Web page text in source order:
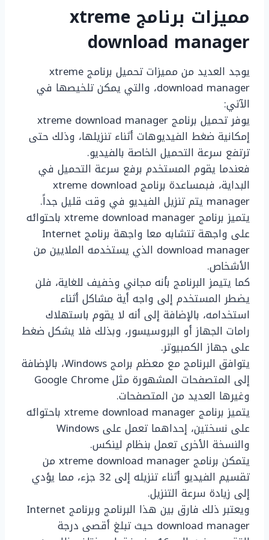
مميزات برنامج xtreme
download manager
يوجد العديد من مميزات تحميل برنامج xtreme
download manager، والتي يمكن تلخيصها في
الآتي:
يوفر تحميل برنامج xtreme download manager
إمكانية ضغط الفيديوهات أثناء تنزيلها، وذلك حتى
ترتفع سرعة التحميل الخاصة بالفيديو.
فعندما يقوم المستخدم برفع سرعة التحميل في
البداية، فبمساعدة برنامج xtreme download
manager يتم تنزيل الفيديو في وقت قليل جداً.
يتميز برنامج xtreme download manager باحتوائه
على واجهة تتشابه معا واجهة برنامج Internet
download manager الذي يستخدمه الملايين من
الأشخاص.
كما يتيمز البرنامج بأنه مجاني وخفيف للغاية، فلن
يضطر المستخدم إلى واجه أية مشاكل أثناء
استخدامه، بالإضافة إلى أنه لا يقوم باستهلاك
رامات الجهاز أو البروسيسور، وبذلك فلا يشكل ضغط
على جهاز الكمبيوتر.
يتوافق البرنامج مع معظم برامج Windows، بالإضافة
إلى المتصفحات المشهورة مثل Google Chrome
وغيرها العديد من المتصفحات.
يتميز برنامج xtreme download manager باحتوائه
على نسختين، إحداهما تعمل على Windows
والنسخة الأخرى تعمل بنظام لينكس.
يتمكن برنامج xtreme download manager من
تقسيم الفيديو أثناء تنزيله إلى 32 جزء، مما يؤدي
إلى زيادة سرعة التنزيل.
ويعتبر ذلك فارق بين هذا البرنامج وبرنامج Internet
download manager حيث تبلغ أقصى درجة